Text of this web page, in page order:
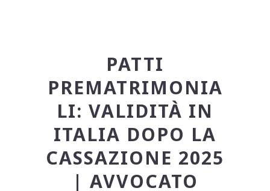
PATTI
PREMATRIMONIA
LI: VALIDITÀ IN
ITALIA DOPO LA
CASSAZIONE 2025
| AVVOCATO